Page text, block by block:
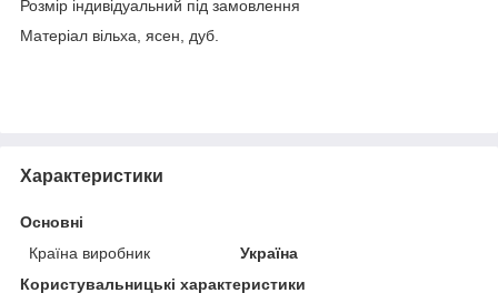
Розмір індивідуальний під замовлення
Матеріал вільха, ясен, дуб.
Характеристики
Основні
Країна виробник
Україна
Користувальницькі характеристики